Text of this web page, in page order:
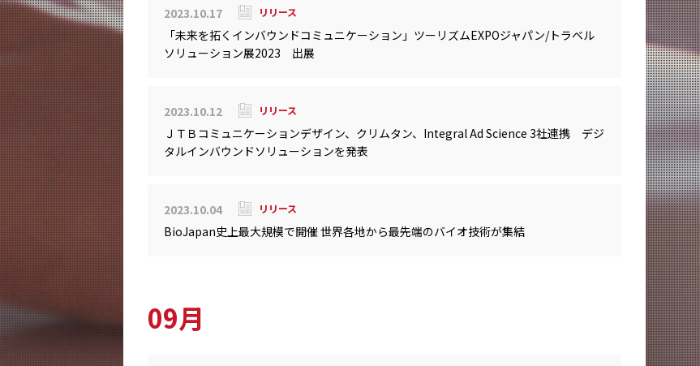
2023.10.17 リリース
「未来を拓くインバウンドコミュニケーション」ツーリズムEXPOジャパン/トラベル
ソリューション展2023 出展
2023.10.12 リリース
ＪＴＢコミュニケーションデザイン、クリムタン、Integral Ad Science 3社連携 デジ
タルインバウンドソリューションを発表
2023.10.04 リリース
BioJapan史上最大規模で開催 世界各地から最先端のバイオ技術が集結
09月